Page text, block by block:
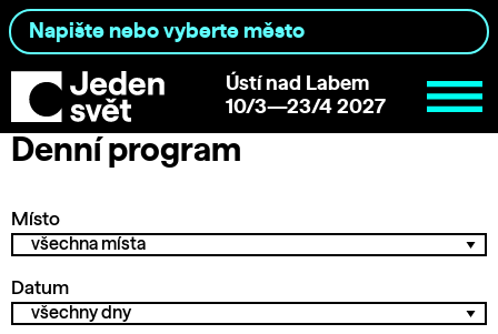
Ústí nad Labem
10/3—23/4 2027
Denní program
Místo
Datum